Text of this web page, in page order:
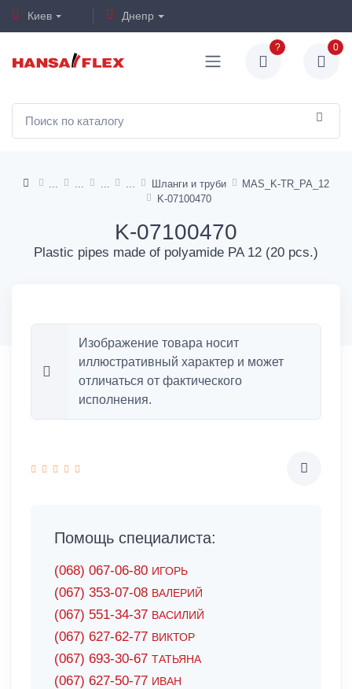
Киев Днепр
? 0
Шланги и труби
MAS_K-TR_PA_12
K-07100470
K-07100470
Plastic pipes made of polyamide PA 12 (20 pcs.)
Изображение товара носит
иллюстративный характер и может
отличаться от фактического
исполнения.
Помощь специалиста:
(068) 067-06-80 ИГОРЬ
(067) 353-07-08 ВАЛЕРИЙ
(067) 551-34-37 ВАСИЛИЙ
(067) 627-62-77 ВИКТОР
(067) 693-30-67 ТАТЬЯНА
(067) 627-50-77 ИВАН